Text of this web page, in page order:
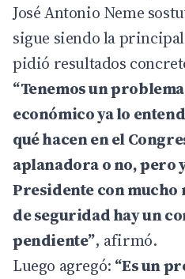
José Antonio Neme
sigue siendo la
pidió resultados
“Tenemos un
económico ya lo
qué hacen en el
aplanadora o no, pero
Presidente con mucho
de seguridad hay un
pendiente”, afirmó.
Luego agregó: “Es un